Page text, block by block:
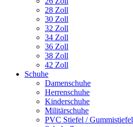
28 Zoll
30 Zoll
32 Zoll
34 Zoll
36 Zoll
38 Zoll
42 Zoll
Schuhe
Damenschuhe
Herrenschuhe
Kinderschuhe
Militärschuhe
PVC Stiefel / Gummistiefel